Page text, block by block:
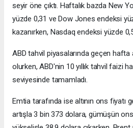
seyir öne çıktı. Haftalık bazda New
yüzde 0,31 ve Dow Jones endeksi
kazanırken, Nasdaq endeksi yüzde
ABD tahvil piyasalarında geçen hafta
olurken, ABD'nin 10 yıllık tahvil faizi
seviyesinde tamamladı.
Emtia tarafında ise altının ons fiyatı
artışla 3 bin 373 dolara, gümüşün